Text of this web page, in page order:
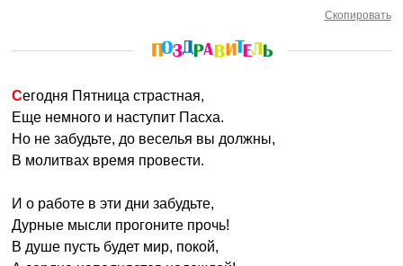
Скопировать
Сегодня Пятница страстная,
Еще немного и наступит Пасха.
Но не забудьте, до веселья вы должны,
В молитвах время провести.
И о работе в эти дни забудьте,
Дурные мысли прогоните прочь!
В душе пусть будет мир, покой,